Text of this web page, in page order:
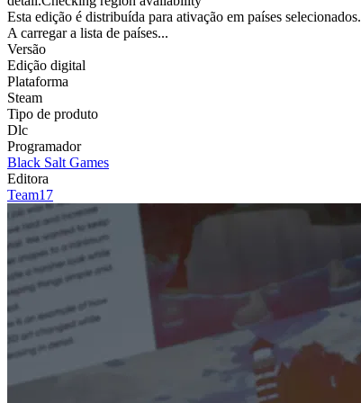
Esta edição é distribuída para ativação em países selecionados.
A carregar a lista de países...
Versão
Edição digital
Plataforma
Steam
Tipo de produto
Dlc
Programador
Black Salt Games
Editora
Team17